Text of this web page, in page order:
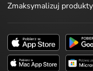
Zmaksymalizuj